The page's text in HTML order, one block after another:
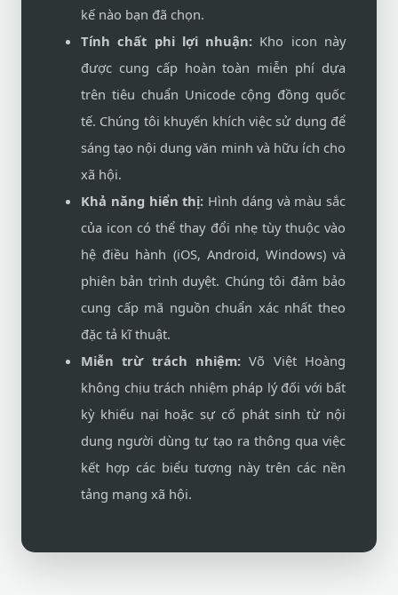
kế nào bạn đã chọn.
Tính chất phi lợi nhuận: Kho icon này
được cung cấp hoàn toàn miễn phí dựa
trên tiêu chuẩn Unicode cộng đồng quốc
tế. Chúng tôi khuyến khích việc sử dụng để
sáng tạo nội dung văn minh và hữu ích cho
xã hội.
Khả năng hiển thị: Hình dáng và màu sắc
của icon có thể thay đổi nhẹ tùy thuộc vào
hệ điều hành (iOS, Android, Windows) và
phiên bản trình duyệt. Chúng tôi đảm bảo
cung cấp mã nguồn chuẩn xác nhất theo
đặc tả kĩ thuật.
Miễn trừ trách nhiệm: Võ Việt Hoàng
không chịu trách nhiệm pháp lý đối với bất
kỳ khiếu nại hoặc sự cố phát sinh từ nội
dung người dùng tự tạo ra thông qua việc
kết hợp các biểu tượng này trên các nền
tảng mạng xã hội.